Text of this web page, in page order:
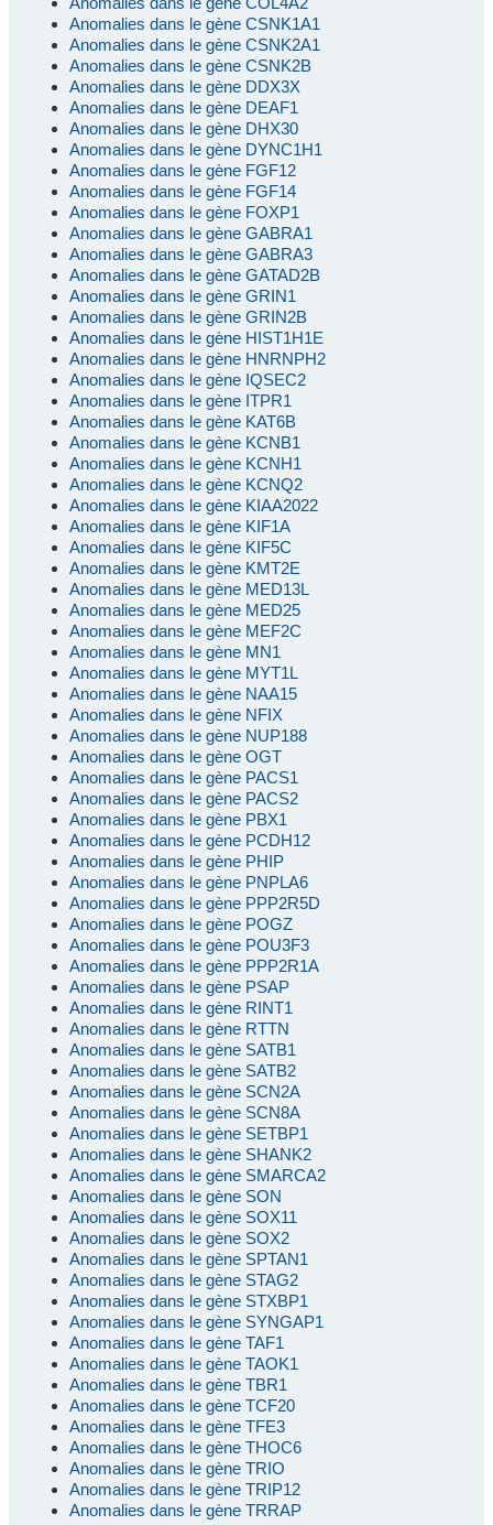
Anomalies dans le gène CSNK1A1
Anomalies dans le gène CSNK2A1
Anomalies dans le gène CSNK2B
Anomalies dans le gène DDX3X
Anomalies dans le gène DEAF1
Anomalies dans le gène DHX30
Anomalies dans le gène DYNC1H1
Anomalies dans le gène FGF12
Anomalies dans le gène FGF14
Anomalies dans le gène FOXP1
Anomalies dans le gène GABRA1
Anomalies dans le gène GABRA3
Anomalies dans le gène GATAD2B
Anomalies dans le gène GRIN1
Anomalies dans le gène GRIN2B
Anomalies dans le gène HIST1H1E
Anomalies dans le gène HNRNPH2
Anomalies dans le gène IQSEC2
Anomalies dans le gène ITPR1
Anomalies dans le gène KAT6B
Anomalies dans le gène KCNB1
Anomalies dans le gène KCNH1
Anomalies dans le gène KCNQ2
Anomalies dans le gène KIAA2022
Anomalies dans le gène KIF1A
Anomalies dans le gène KIF5C
Anomalies dans le gène KMT2E
Anomalies dans le gène MED13L
Anomalies dans le gène MED25
Anomalies dans le gène MEF2C
Anomalies dans le gène MN1
Anomalies dans le gène MYT1L
Anomalies dans le gène NAA15
Anomalies dans le gène NFIX
Anomalies dans le gène NUP188
Anomalies dans le gène OGT
Anomalies dans le gène PACS1
Anomalies dans le gène PACS2
Anomalies dans le gène PBX1
Anomalies dans le gène PCDH12
Anomalies dans le gène PHIP
Anomalies dans le gène PNPLA6
Anomalies dans le gène PPP2R5D
Anomalies dans le gène POGZ
Anomalies dans le gène POU3F3
Anomalies dans le gène PPP2R1A
Anomalies dans le gène PSAP
Anomalies dans le gène RINT1
Anomalies dans le gène RTTN
Anomalies dans le gène SATB1
Anomalies dans le gène SATB2
Anomalies dans le gène SCN2A
Anomalies dans le gène SCN8A
Anomalies dans le gène SETBP1
Anomalies dans le gène SHANK2
Anomalies dans le gène SMARCA2
Anomalies dans le gène SON
Anomalies dans le gène SOX11
Anomalies dans le gène SOX2
Anomalies dans le gène SPTAN1
Anomalies dans le gène STAG2
Anomalies dans le gène STXBP1
Anomalies dans le gène SYNGAP1
Anomalies dans le gène TAF1
Anomalies dans le gène TAOK1
Anomalies dans le gène TBR1
Anomalies dans le gène TCF20
Anomalies dans le gène TFE3
Anomalies dans le gène THOC6
Anomalies dans le gène TRIO
Anomalies dans le gène TRIP12
Anomalies dans le gène TRRAP